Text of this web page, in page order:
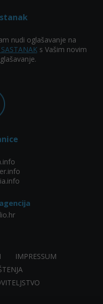
nudi oglašavanje na
s Vašim novim
IMPRESSUM